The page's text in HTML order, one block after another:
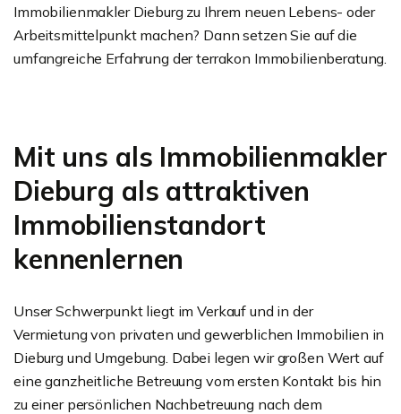
Immobilienmakler Dieburg zu Ihrem neuen Lebens- oder
Arbeitsmittelpunkt machen? Dann setzen Sie auf die
umfangreiche Erfahrung der terrakon Immobilienberatung.
Mit uns als Immobilienmakler
Dieburg als attraktiven
Immobilienstandort
kennenlernen
Unser Schwerpunkt liegt im Verkauf und in der
Vermietung von privaten und gewerblichen Immobilien in
Dieburg und Umgebung. Dabei legen wir großen Wert auf
eine ganzheitliche Betreuung vom ersten Kontakt bis hin
zu einer persönlichen Nachbetreuung nach dem